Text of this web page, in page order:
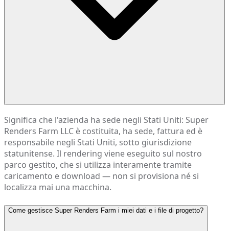
Significa che l'azienda ha sede negli Stati Uniti: Super
Renders Farm LLC è costituita, ha sede, fattura ed è
responsabile negli Stati Uniti, sotto giurisdizione
statunitense. Il rendering viene eseguito sul nostro
parco gestito, che si utilizza interamente tramite
caricamento e download — non si provisiona né si
localizza mai una macchina.
Come gestisce Super Renders Farm i miei dati e i file di progetto?